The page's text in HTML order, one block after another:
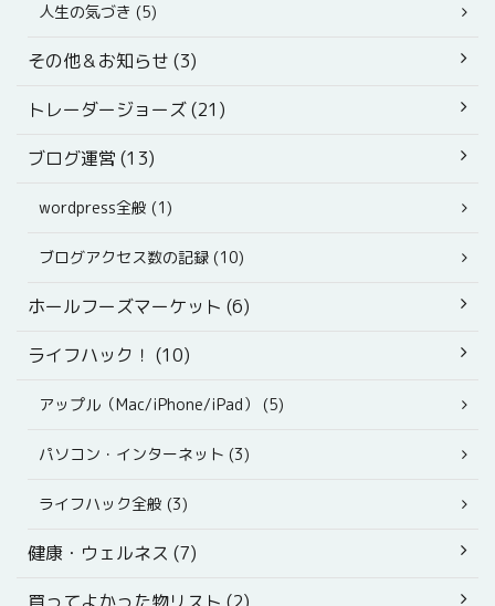
人生の気づき (5)
その他＆お知らせ (3)
トレーダージョーズ (21)
ブログ運営 (13)
wordpress全般 (1)
ブログアクセス数の記録 (10)
ホールフーズマーケット (6)
ライフハック！ (10)
アップル（Mac/iPhone/iPad） (5)
パソコン・インターネット (3)
ライフハック全般 (3)
健康・ウェルネス (7)